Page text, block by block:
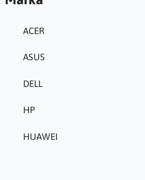
ACER
ASUS
DELL
HP
HUAWEI